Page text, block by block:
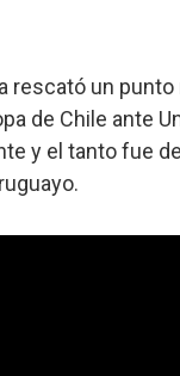
rescató un punto
de Chile ante
y el tanto fue del